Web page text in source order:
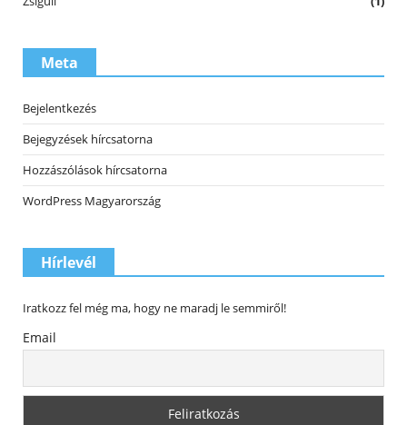
Meta
Bejelentkezés
Bejegyzések hírcsatorna
Hozzászólások hírcsatorna
WordPress Magyarország
Hírlevél
Iratkozz fel még ma, hogy ne maradj le semmiről!
Email